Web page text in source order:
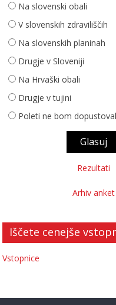
Na slovenski obali
V slovenskih zdraviliščih
Na slovenskih planinah
Drugje v Sloveniji
Na Hrvaški obali
Drugje v tujini
Poleti ne bom dopustoval
Rezultati
Arhiv anket
Iščete cenejše
Vstopnice